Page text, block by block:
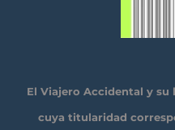
El Viajero Accidental y su
cuya titularidad